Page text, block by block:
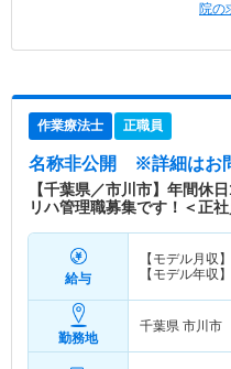
院の
作業療法士 正職員
名称非公開 ※詳細はお
【千葉県／市川市】年間休
リハ管理職募集です！＜正社
給与
【モデル月収】
【モデル年収】
勤務地
千葉県 市川市